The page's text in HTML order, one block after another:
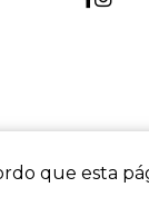
que esta